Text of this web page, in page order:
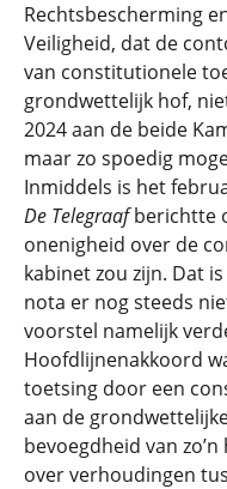
Rechtsbescherming
Veiligheid, dat de
van constitutionele
grondwettelijk hof,
2024 aan de beide
maar zo spoedig
Inmiddels is het
De Telegraafberichtte
onenigheid over de
kabinet zou zijn. Dat
nota er nog steeds
voorstel namelijk
Hoofdlijnenakkoord
toetsing door een
aan de
bevoegdheid van
over verhoudingen